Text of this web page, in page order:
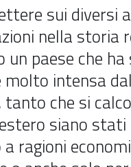
sui diversi
nella storia
un paese che
intensa
che si
siano
ragioni